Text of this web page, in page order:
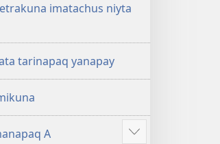
imatachus niyta
tarinapaq yanapay
A
Mostrar